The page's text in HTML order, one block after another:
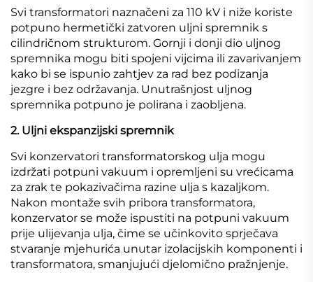
Svi transformatori naznačeni za 110 kV i niže koriste
potpuno hermetički zatvoren uljni spremnik s
cilindričnom strukturom. Gornji i donji dio uljnog
spremnika mogu biti spojeni vijcima ili zavarivanjem
kako bi se ispunio zahtjev za rad bez podizanja
jezgre i bez održavanja. Unutrašnjost uljnog
spremnika potpuno je polirana i zaobljena.
2. Uljni ekspanzijski spremnik
Svi konzervatori transformatorskog ulja mogu
izdržati potpuni vakuum i opremljeni su vrećicama
za zrak te pokazivačima razine ulja s kazaljkom.
Nakon montaže svih pribora transformatora,
konzervator se može ispustiti na potpuni vakuum
prije ulijevanja ulja, čime se učinkovito sprječava
stvaranje mjehurića unutar izolacijskih komponenti i
transformatora, smanjujući djelomično pražnjenje.